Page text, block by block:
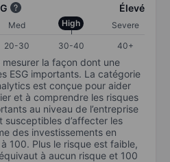
Élevé
Med High
Severe
20-30 30-40 40+
la façon dont une
ESG importants. La catégorie
est conçue pour aider
et à comprendre les risques
au niveau de l’entreprise
susceptibles d’affecter les
des investissements en
100. Plus le risque est faible,
à aucun risque et 100